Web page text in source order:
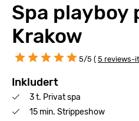
Spa playboy
Krakow
5/5 ( 5 reviews-
Inkludert
3 t. Privat spa
15 min. Strippeshow